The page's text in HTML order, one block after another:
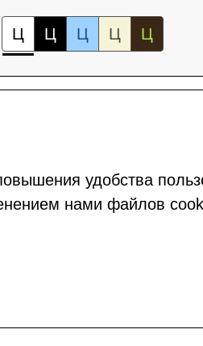
Ц Ц Ц Ц Ц
удобства
нами файлов